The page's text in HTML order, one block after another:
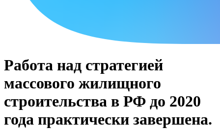
Работа над стратегией
массового жилищного
строительства в РФ до 2020
года практически завершена.